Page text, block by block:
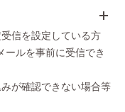
信を設定している方
ルを事前に受信でき
が確認できない場合等